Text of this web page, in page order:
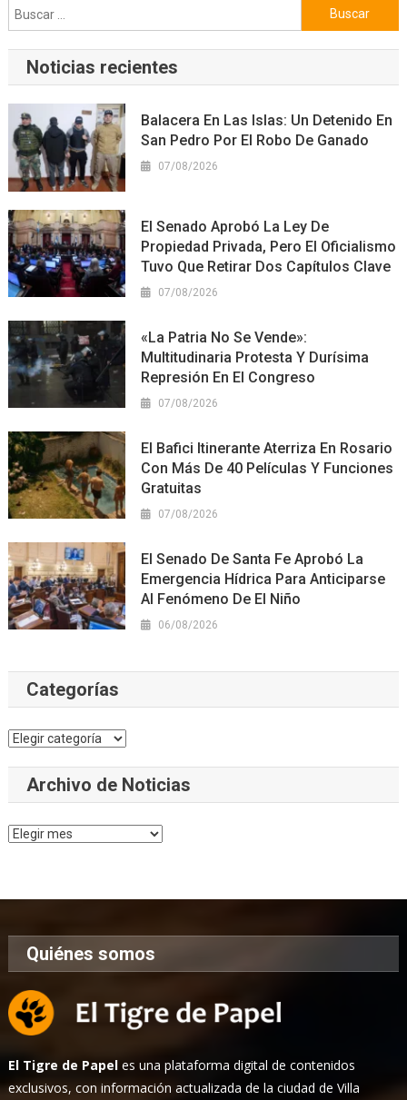
Buscar:
Noticias recientes
Balacera En Las Islas: Un Detenido En
San Pedro Por El Robo De Ganado
07/08/2026
El Senado Aprobó La Ley De
Propiedad Privada, Pero El Oficialismo
Tuvo Que Retirar Dos Capítulos Clave
07/08/2026
«La Patria No Se Vende»:
Multitudinaria Protesta Y Durísima
Represión En El Congreso
07/08/2026
El Bafici Itinerante Aterriza En Rosario
Con Más De 40 Películas Y Funciones
Gratuitas
07/08/2026
El Senado De Santa Fe Aprobó La
Emergencia Hídrica Para Anticiparse
Al Fenómeno De El Niño
06/08/2026
Categorías
Categorías
Archivo de Noticias
Archivo
Quiénes somos
El Tigre de Papel es una plataforma digital de contenidos
exclusivos, con información actualizada de la ciudad de Villa